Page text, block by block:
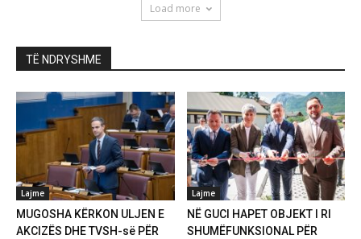
Load more
TË NDRYSHME
Lajme
MUGOSHA KËRKON ULJEN E
AKCIZËS DHE TVSH-së PËR
Lajme
NË GUCI HAPET OBJEKT I RI
SHUMËFUNKSIONAL PËR